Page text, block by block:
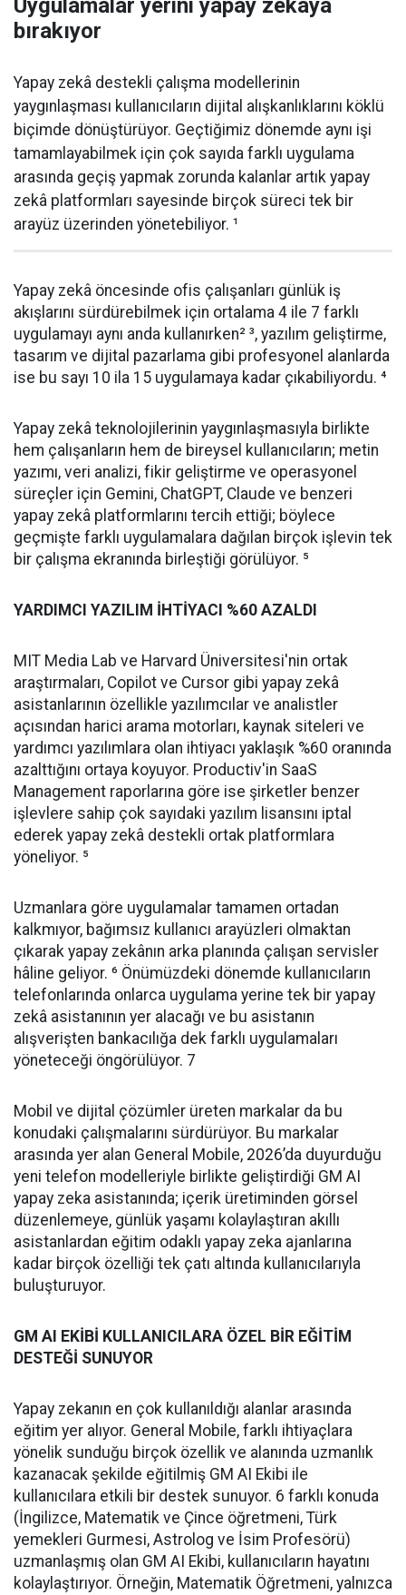
Uygulamalar yerini yapay zekaya
bırakıyor
Yapay zekâ destekli çalışma modellerinin
yaygınlaşması kullanıcıların dijital alışkanlıklarını köklü
biçimde dönüştürüyor. Geçtiğimiz dönemde aynı işi
tamamlayabilmek için çok sayıda farklı uygulama
arasında geçiş yapmak zorunda kalanlar artık yapay
zekâ platformları sayesinde birçok süreci tek bir
arayüz üzerinden yönetebiliyor. ¹
Yapay zekâ öncesinde ofis çalışanları günlük iş
akışlarını sürdürebilmek için ortalama 4 ile 7 farklı
uygulamayı aynı anda kullanırken² ³, yazılım geliştirme,
tasarım ve dijital pazarlama gibi profesyonel alanlarda
ise bu sayı 10 ila 15 uygulamaya kadar çıkabiliyordu. ⁴
Yapay zekâ teknolojilerinin yaygınlaşmasıyla birlikte
hem çalışanların hem de bireysel kullanıcıların; metin
yazımı, veri analizi, fikir geliştirme ve operasyonel
süreçler için Gemini, ChatGPT, Claude ve benzeri
yapay zekâ platformlarını tercih ettiği; böylece
geçmişte farklı uygulamalara dağılan birçok işlevin tek
bir çalışma ekranında birleştiği görülüyor. ⁵
YARDIMCI YAZILIM İHTİYACI %60 AZALDI
MIT Media Lab ve Harvard Üniversitesi'nin ortak
araştırmaları, Copilot ve Cursor gibi yapay zekâ
asistanlarının özellikle yazılımcılar ve analistler
açısından harici arama motorları, kaynak siteleri ve
yardımcı yazılımlara olan ihtiyacı yaklaşık %60 oranında
azalttığını ortaya koyuyor. Productiv'in SaaS
Management raporlarına göre ise şirketler benzer
işlevlere sahip çok sayıdaki yazılım lisansını iptal
ederek yapay zekâ destekli ortak platformlara
yöneliyor. ⁵
Uzmanlara göre uygulamalar tamamen ortadan
kalkmıyor, bağımsız kullanıcı arayüzleri olmaktan
çıkarak yapay zekânın arka planında çalışan servisler
hâline geliyor. ⁶ Önümüzdeki dönemde kullanıcıların
telefonlarında onlarca uygulama yerine tek bir yapay
zekâ asistanının yer alacağı ve bu asistanın
alışverişten bankacılığa dek farklı uygulamaları
yöneteceği öngörülüyor. 7
Mobil ve dijital çözümler üreten markalar da bu
konudaki çalışmalarını sürdürüyor. Bu markalar
arasında yer alan General Mobile, 2026’da duyurduğu
yeni telefon modelleriyle birlikte geliştirdiği GM AI
yapay zeka asistanında; içerik üretiminden görsel
düzenlemeye, günlük yaşamı kolaylaştıran akıllı
asistanlardan eğitim odaklı yapay zeka ajanlarına
kadar birçok özelliği tek çatı altında kullanıcılarıyla
buluşturuyor.
GM AI EKİBİ KULLANICILARA ÖZEL BİR EĞİTİM
DESTEĞİ SUNUYOR
Yapay zekanın en çok kullanıldığı alanlar arasında
eğitim yer alıyor. General Mobile, farklı ihtiyaçlara
yönelik sunduğu birçok özellik ve alanında uzmanlık
kazanacak şekilde eğitilmiş GM AI Ekibi ile
kullanıcılara etkili bir destek sunuyor. 6 farklı konuda
(İngilizce, Matematik ve Çince öğretmeni, Türk
yemekleri Gurmesi, Astrolog ve İsim Profesörü)
uzmanlaşmış olan GM AI Ekibi, kullanıcıların hayatını
kolaylaştırıyor. Örneğin, Matematik Öğretmeni, yalnızca